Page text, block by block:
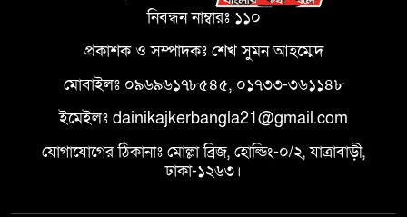
নিবন্ধন নাম্বারঃ ১১০
প্রকাশক ও সম্পাদকঃ শেখ সুমন আহম্মেদ
মোবাইলঃ ০৯৬৯৬১৭৮৫৪৫, ০১৭৩৩-৩৬১১৪৮
ইমেইলঃ dainikajkerbangla21@gmail.com
যোগাযোগের ঠিকানাঃ মোল্লা ব্রিজ, হোল্ডিং-০/২, যাত্রাবাড়ী,
ঢাকা-১২৬৩।